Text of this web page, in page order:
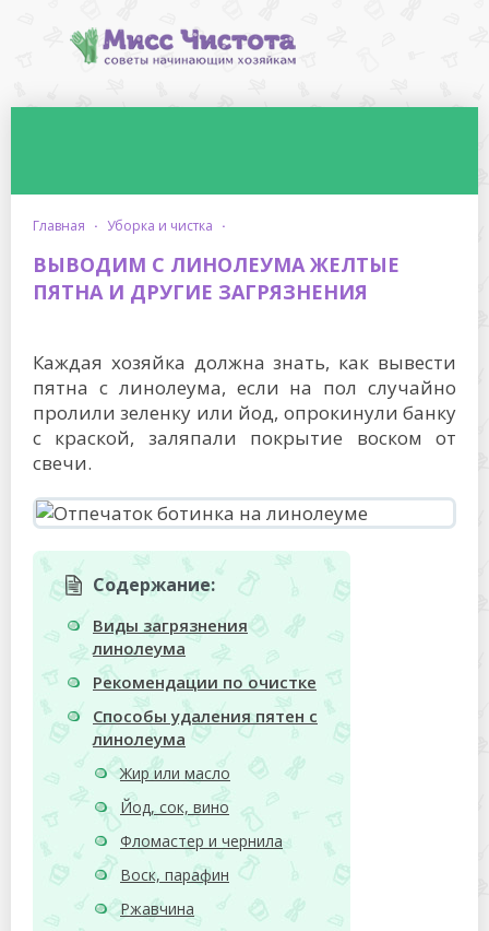
главная · уборка и чистка ·
ВЫВОДИМ С ЛИНОЛЕУМА ЖЕЛТЫЕ
ПЯТНА И ДРУГИЕ ЗАГРЯЗНЕНИЯ
Каждая хозяйка должна знать, как вывести
пятна с линолеума, если на пол случайно
пролили зеленку или йод, опрокинули банку
с краской, заляпали покрытие воском от
свечи.
Содержание:
Виды загрязнения
линолеума
Рекомендации по очистке
Способы удаления пятен с
линолеума
Жир или масло
Йод, сок, вино
Фломастер и чернила
Воск, парафин
Ржавчина